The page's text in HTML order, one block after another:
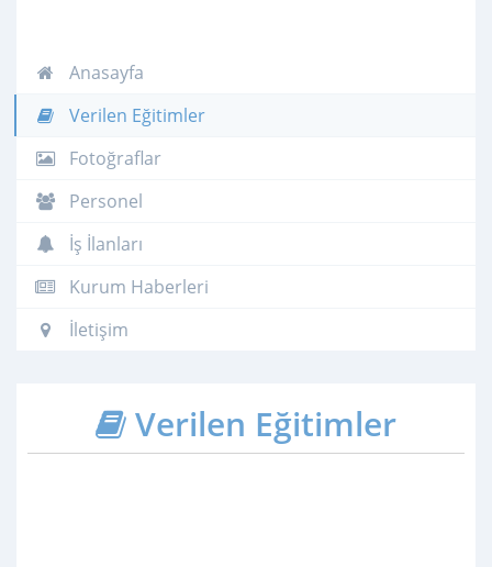
Anasayfa
Verilen Eğitimler
Fotoğraflar
Personel
İş İlanları
Kurum Haberleri
İletişim
Verilen Eğitimler